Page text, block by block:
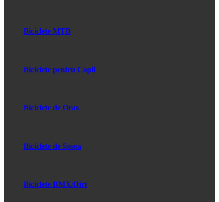
Biciclete MTB
Biciclete pentru Copii
Biciclete de Oras
Biciclete de Sosea
Biciclete BMX/Dirt